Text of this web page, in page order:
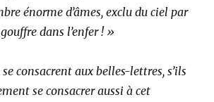
énorme d’âmes, exclu du ciel par
dans l’enfer ! »
se consacrent aux belles-lettres, s’ils
se consacrer aussi à cet